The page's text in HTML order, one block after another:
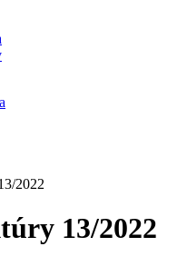
2022
13/2022